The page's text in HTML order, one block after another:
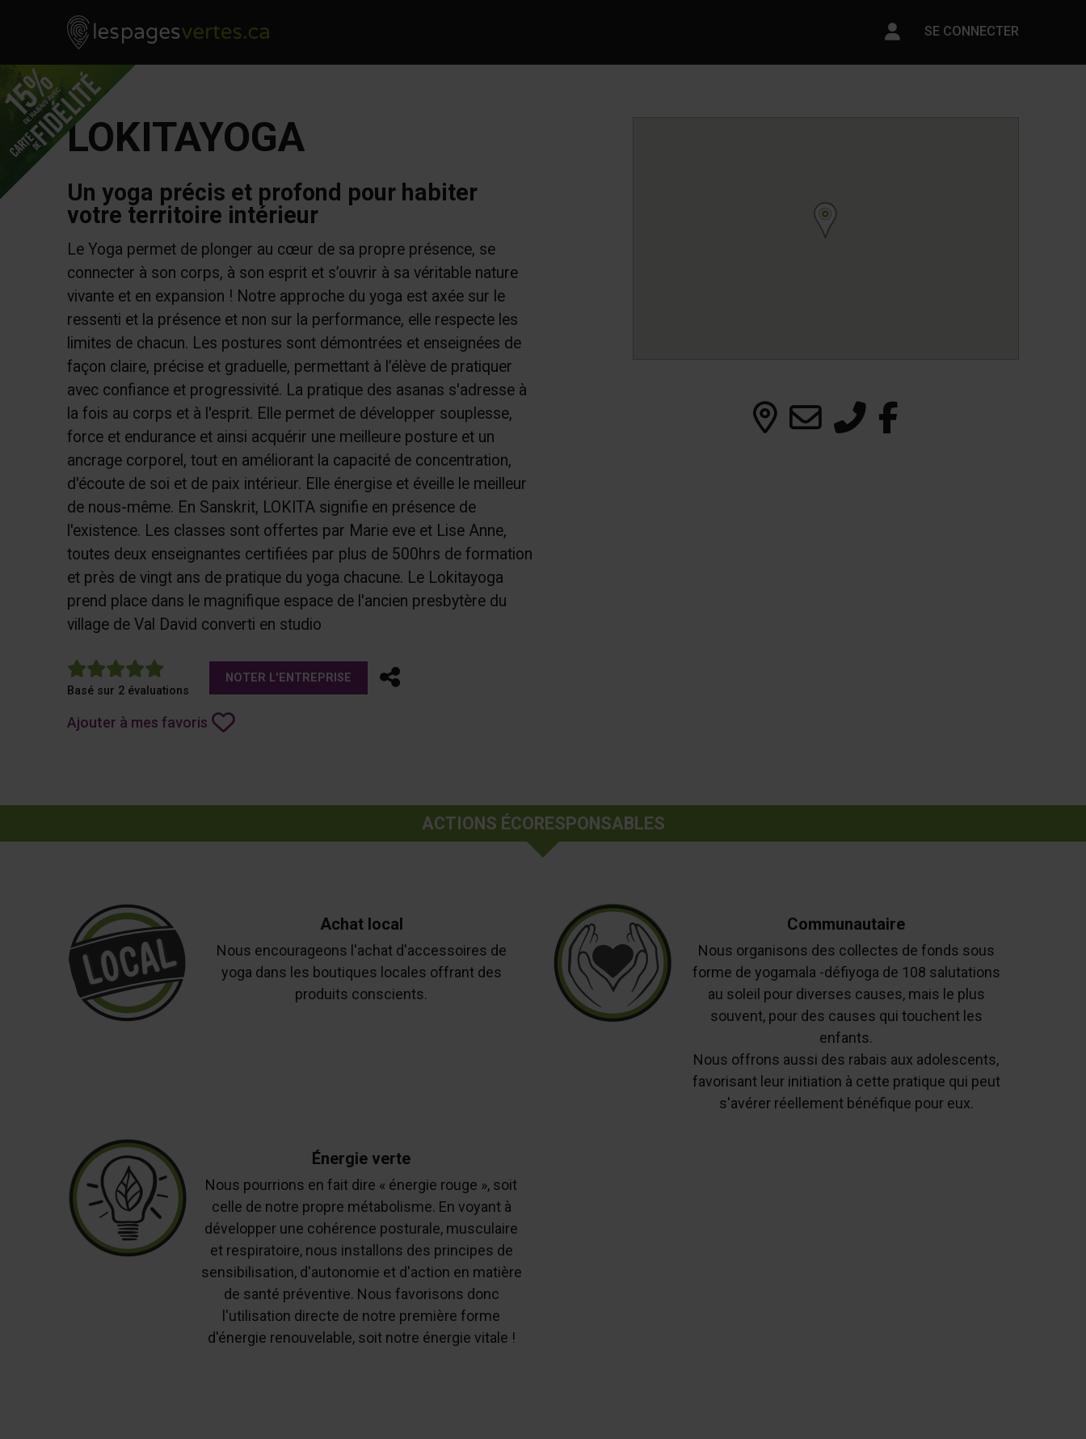
Skip to contentLes Pages Vertes - Go to homepage
Paramètres du compte
SE CONNECTER
LOKITAYOGA
Un yoga précis et profond pour habiter
votre territoire intérieur
Le Yoga permet de plonger au cœur de sa propre présence, se
connecter à son corps, à son esprit et s’ouvrir à sa véritable nature
vivante et en expansion ! Notre approche du yoga est axée sur le
ressenti et la présence et non sur la performance, elle respecte les
limites de chacun. Les postures sont démontrées et enseignées de
façon claire, précise et graduelle, permettant à l’élève de pratiquer
avec confiance et progressivité. La pratique des asanas s'adresse à
la fois au corps et à l'esprit. Elle permet de développer souplesse,
force et endurance et ainsi acquérir une meilleure posture et un
ancrage corporel, tout en améliorant la capacité de concentration,
d'écoute de soi et de paix intérieur. Elle énergise et éveille le meilleur
de nous-même. En Sanskrit, LOKITA signifie en présence de
l'existence. Les classes sont offertes par Marie eve et Lise Anne,
toutes deux enseignantes certifiées par plus de 500hrs de formation
et près de vingt ans de pratique du yoga chacune. Le Lokitayoga
prend place dans le magnifique espace de l'ancien presbytère du
village de Val David converti en studio
5
Basé sur 2 évaluations
NOTER L'ENTREPRISE Partager
Ajouter à mes favoris
ACTIONS ÉCORESPONSABLES
Achat local
Nous encourageons l'achat d'accessoires de
yoga dans les boutiques locales offrant des
produits conscients.
Communautaire
Nous organisons des collectes de fonds sous
forme de yogamala -défiyoga de 108 salutations
au soleil pour diverses causes, mais le plus
souvent, pour des causes qui touchent les
enfants.
Nous offrons aussi des rabais aux adolescents,
favorisant leur initiation à cette pratique qui peut
s'avérer réellement bénéfique pour eux.
Énergie verte
Nous pourrions en fait dire « énergie rouge », soit
celle de notre propre métabolisme. En voyant à
développer une cohérence posturale, musculaire
et respiratoire, nous installons des principes de
sensibilisation, d'autonomie et d'action en matière
de santé préventive. Nous favorisons donc
l'utilisation directe de notre première forme
d'énergie renouvelable, soit notre énergie vitale !